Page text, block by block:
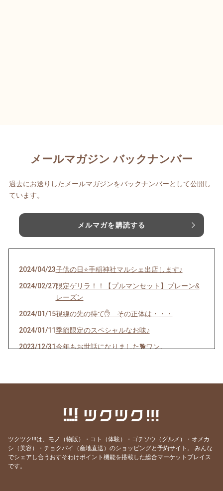
メールマガジン バックナンバー
過去にお送りしたメールマガジンをバックナンバーとして公開し
ています。
メルマガを購読する
2024/04/23子供の日⭐️手稲神社マルシェ出店します♪
2024/02/27限定ゲリラ！！【プルマンセット】プレーン&
レーズン
2024/01/15視線の先の待て✋ その正体は・・・
2024/01/11季節限定のスペシャルなお味♪
2023/12/31今年もお世話になりました🐕ワン。
送料込み『キタノカオリsimple set』限定販売
ン入り
2023/11/23パン好きの皆さんへ🍞🥯🥐
ツクツク!!!は、モノ（物販）・コト（体験）・ゴチソウ（グルメ）・オメカ
シ（美容）・チョクバイ（産地直送）のショッピングと予約サイト。
みんな
でシェアし合うおすそわけポイント機能を搭載した総合マーケットプレイス
です。